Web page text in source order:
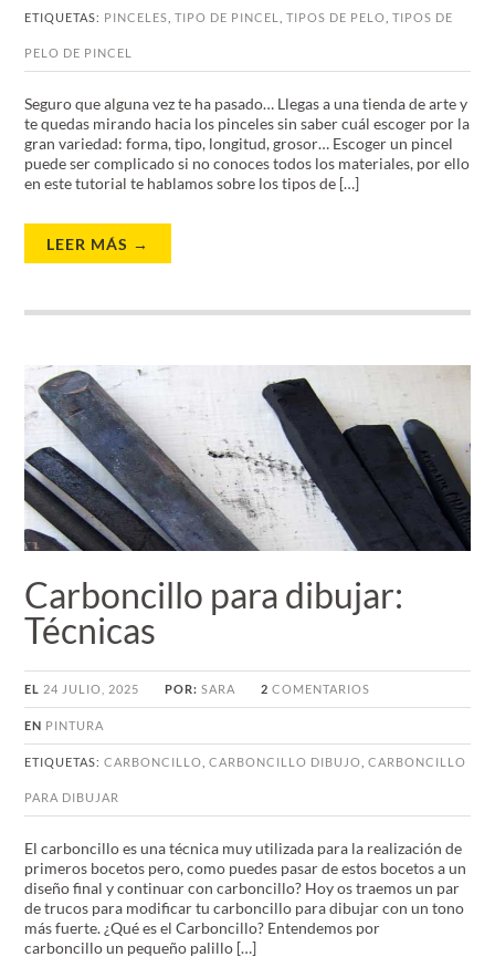
ETIQUETAS: PINCELES ,TIPO DE PINCEL ,TIPOS DE PELO ,TIPOS DE
PELO DE PINCEL
Seguro que alguna vez te ha pasado… Llegas a una tienda de arte y
te quedas mirando hacia los pinceles sin saber cuál escoger por la
gran variedad: forma, tipo, longitud, grosor… Escoger un pincel
puede ser complicado si no conoces todos los materiales, por ello
en este tutorial te hablamos sobre los tipos de […]
LEER MÁS →
Carboncillo para dibujar:
Técnicas
EL 24 JULIO, 2025 POR:SARA 2 COMENTARIOS
EN PINTURA
ETIQUETAS:CARBONCILLO ,CARBONCILLO DIBUJO ,CARBONCILLO
PARA DIBUJAR
El carboncillo es una técnica muy utilizada para la realización de
primeros bocetos pero, como puedes pasar de estos bocetos a un
diseño final y continuar con carboncillo? Hoy os traemos un par
de trucos para modificar tu carboncillo para dibujar con un tono
más fuerte. ¿Qué es el Carboncillo? Entendemos por
carboncillo un pequeño palillo […]